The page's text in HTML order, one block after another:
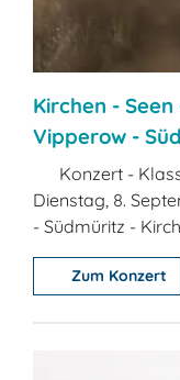
Kirchen -
Vipperow -
Konzert -
Dienstag, 8.
- Südmüritz -
Zum Konzert